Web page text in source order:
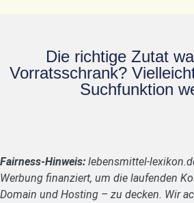
Die richtige Zutat
Vorratsschrank?
Suchfunktion
Fairness-Hinweis: lebensmittel-
Werbung finanziert, um die laufenden
Domain und Hosting – zu decken. Wir